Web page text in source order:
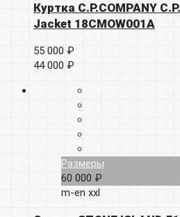
Куртка C.P.COMPANY
Jacket 18CMOW001A
55 000 ₽
44 000 ₽
Размеры
60 000 ₽
m-en xxl